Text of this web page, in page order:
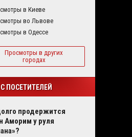
в Киеве
во Львове
в Одессе
Просмотры в других
городах
ПОСЕТИТЕЛЕЙ
продержится
Аморим у руля